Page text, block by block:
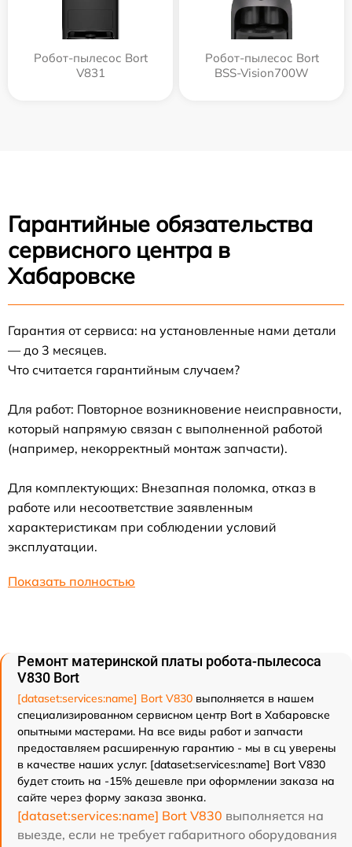
Робот-пылесос Bort
V831
Робот-пылесос Bort
BSS-Vision700W
Гарантийные обязательства
сервисного центра в
Хабаровске
Гарантия от сервиса: на установленные нами детали
— до 3 месяцев.
Что считается гарантийным случаем?
Для работ: Повторное возникновение неисправности,
который напрямую связан с выполненной работой
(например, некорректный монтаж запчасти).
Для комплектующих: Внезапная поломка, отказ в
работе или несоответствие заявленным
характеристикам при соблюдении условий
эксплуатации.
Показать полностью
Ремонт материнской платы робота-пылесоса
V830 Bort
[dataset:services:name] Bort V830 выполняется в нашем
специализированном сервисном центр Bort в Хабаровске
опытными мастерами. На все виды работ и запчасти
предоставляем расширенную гарантию - мы в сц уверены
в качестве наших услуг. [dataset:services:name] Bort V830
будет стоить на -15% дешевле при оформлении заказа на
сайте через форму заказа звонка.
[dataset:services:name] Bort V830 выполняется на
выезде, если не требует габаритного оборудования